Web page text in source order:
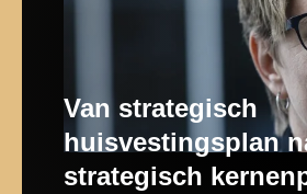
Van strategisch
huisvestingsplan
strategisch